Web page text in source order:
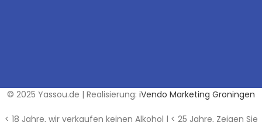
© 2025 Yassou.de | Realisierung: iVendo Marketing Groningen
< 18 Jahre, wir verkaufen keinen Alkohol | < 25 Jahre, Zeigen Sie